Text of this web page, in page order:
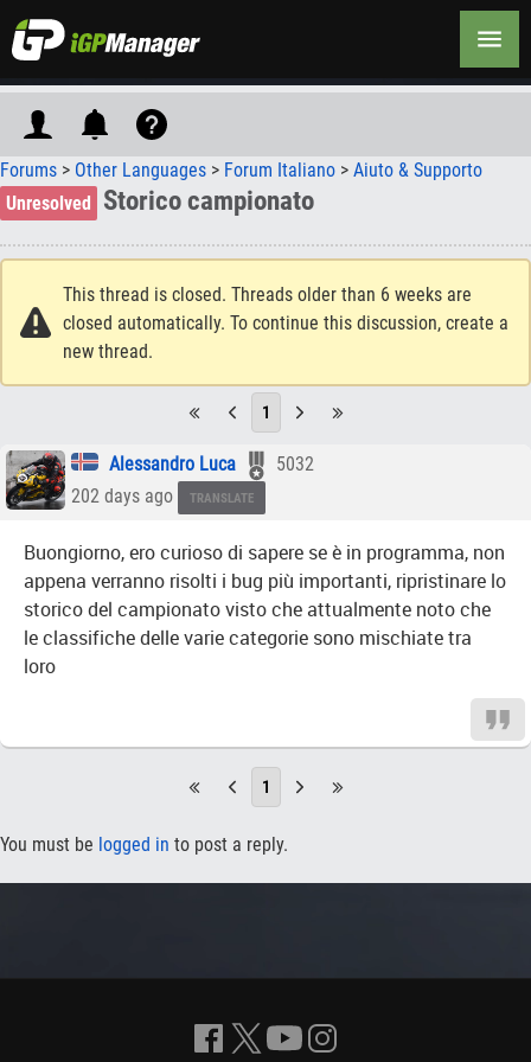
Forums > Other Languages > Forum Italiano > Aiuto & Supporto
Unresolved
Storico campionato
This thread is closed. Threads older than 6 weeks are
closed automatically. To continue this discussion, create a
new thread.
1
Alessandro Luca
5032
202 days ago
TRANSLATE
Buongiorno, ero curioso di sapere se è in programma, non
appena verranno risolti i bug più importanti, ripristinare lo
storico del campionato visto che attualmente noto che
le classifiche delle varie categorie sono mischiate tra
loro
1
You must be logged in to post a reply.